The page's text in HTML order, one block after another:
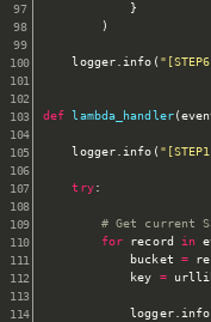
}
)
    logger
.info (
def lambda_handler(
    logger
.info (
try:
# Get current
for record in
            bucket
=
            key
=
            logger
.info